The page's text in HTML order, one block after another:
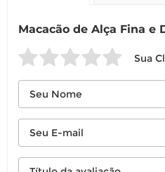
Macacão de Alça Fina e
Sua